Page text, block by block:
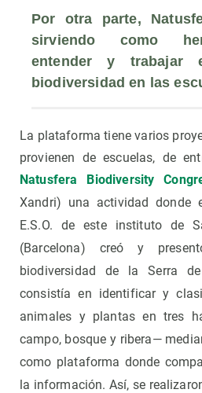
Por otra parte,
sirviendo como
entender y trabajar
biodiversidad en las
La plataforma tiene varios
provienen de escuelas, de
Natusfera Biodiversity
Xandri) una actividad donde
E.S.O. de este instituto de
(Barcelona) creó y
biodiversidad de la Serra
consistía en identificar y
animales y plantas en tres
campo, bosque y ribera—
como plataforma donde
la información. Así, se